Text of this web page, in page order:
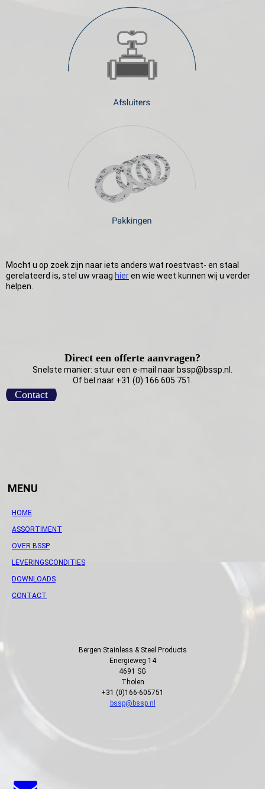
Mocht u op zoek zijn naar iets anders wat roestvast- en staal
gerelateerd is, stel uw vraag hieren wie weet kunnen wij u verder
helpen.
Direct een offerte aanvragen?
Snelste manier: stuur een e-mail naar bssp@bssp.nl.
Of bel naar +31 (0) 166 605 751.
Contact
MENU
HOME
ASSORTIMENT
OVER BSSP
LEVERINGSCONDITIES
DOWNLOADS
CONTACT
Bergen Stainless & Steel Products
Energieweg 14
4691 SG
Tholen
+31 (0)166-605751
bssp@bssp.nl